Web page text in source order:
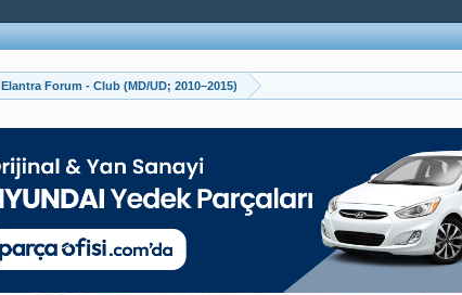
Elantra Forum - Club (MD/UD; 2010–2015)